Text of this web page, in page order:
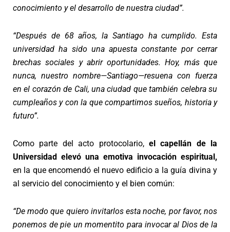
conocimiento y el desarrollo de nuestra ciudad”.
“Después de 68 años, la Santiago ha cumplido. Esta
universidad ha sido una apuesta constante por cerrar
brechas sociales y abrir oportunidades. Hoy, más que
nunca, nuestro nombre—Santiago—resuena con fuerza
en el corazón de Cali, una ciudad que también celebra su
cumpleaños y con la que compartimos sueños, historia y
futuro”.
Como parte del acto protocolario, el capellán de la
Universidad elevó una emotiva invocación espiritual,
en la que encomendó el nuevo edificio a la guía divina y
al servicio del conocimiento y el bien común:
“De modo que quiero invitarlos esta noche, por favor, nos
ponemos de pie un momentito para invocar al Dios de la